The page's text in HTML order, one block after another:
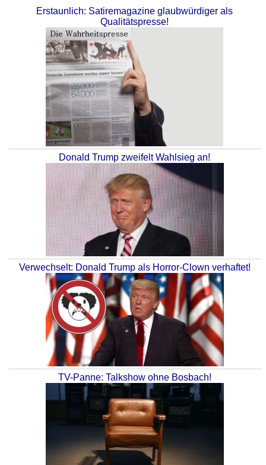
Erstaunlich: Satiremagazine glaubwürdiger als
Qualitätspresse!
Donald Trump zweifelt Wahlsieg an!
Verwechselt: Donald Trump als Horror-Clown verhaftet!
TV-Panne: Talkshow ohne Bosbach!